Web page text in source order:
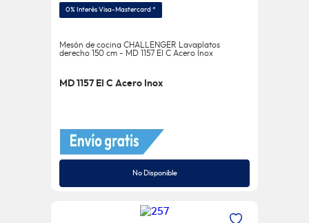
0% Interés Visa-Mastercard *
Mesón de cocina CHALLENGER Lavaplatos
derecho 150 cm - MD 1157 EI C Acero Inox
MD 1157 EI C Acero Inox
No Disponible